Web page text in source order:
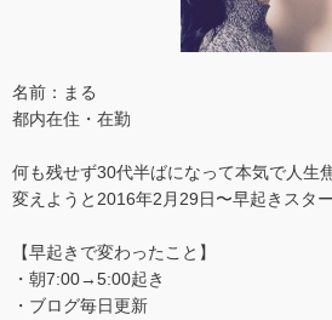
名前：まる
都内在住・在勤
何も残せず30代半ばになって本気で人生
変えようと2016年2月29日〜早起きスター
【早起きで変わったこと】
・朝7:00→5:00起き
・ブログ毎日更新